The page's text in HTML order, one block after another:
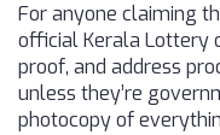
For anyone claiming
official Kerala Lottery
proof, and address
unless they’re
photocopy of